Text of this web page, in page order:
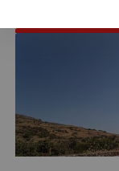
Più recente
più cari
più piccoli